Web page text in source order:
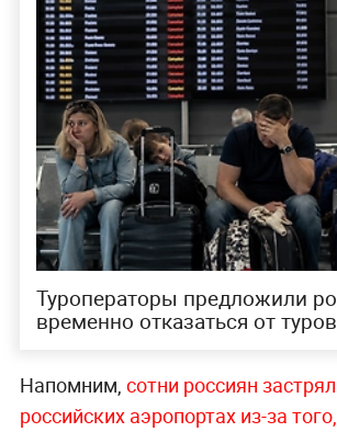
Туроператоры предложили
временно отказаться от
Напомним, сотни россиян
российских аэропортах из-за